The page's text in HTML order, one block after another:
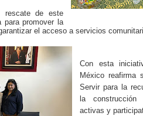
rescate de este
para promover la
el acceso a servicios
Con esta
México reafirma
Servir para la
la
activas y